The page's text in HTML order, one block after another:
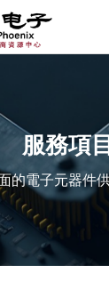
服務項
的電子元器件